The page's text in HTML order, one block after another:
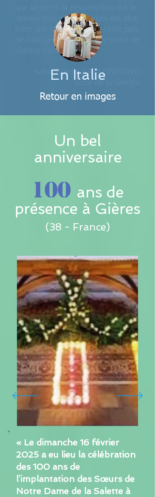
dernier mot et que la paix est plus
forte que la guerre. Que cette paix
de Dieu grandisse dans le cœur de
chaque être humain.
Sœur Estelle RAZAFINATOVO
En Italie
Retour en images
Un bel
anniversaire
100 ans de
présence à Gières
(38 - France)
« Le dimanche 16 février
2025 a eu lieu la célébration
des 100 ans de
l’implantation des Sœurs de
Notre Dame de la Salette à